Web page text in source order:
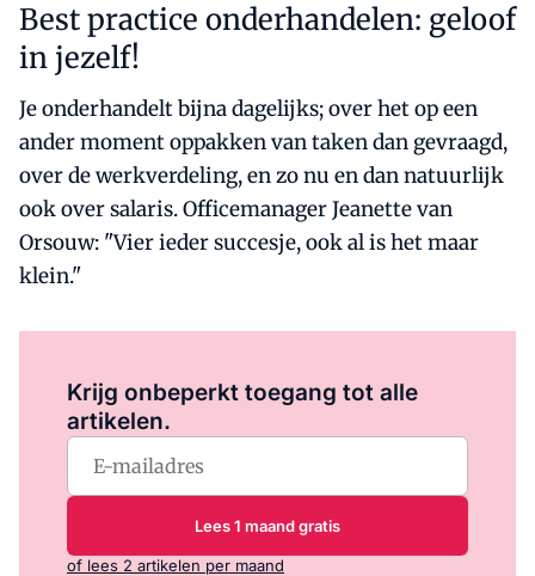
Best practice onderhandelen: geloof
in jezelf!
Je onderhandelt bijna dagelijks; over het op een
ander moment oppakken van taken dan gevraagd,
over de werkverdeling, en zo nu en dan natuurlijk
ook over salaris. Officemanager Jeanette van
Orsouw: "Vier ieder succesje, ook al is het maar
klein."
Krijg onbeperkt toegang tot alle
artikelen.
Lees 1 maand gratis
of lees 2 artikelen per maand